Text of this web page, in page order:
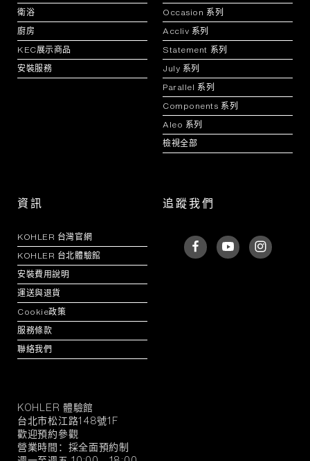
衛浴
廚房
KEC展示商品
安裝服務
Occasion 系列
Accliv 系列
Statement 系列
July 系列
Parallel 系列
Components 系列
Aleo 系列
檢視全部
資訊
KOHLER 台灣官網
KOHLER 台北體驗館
安裝費用說明
運送與退貨
Cookie政策
服務條款
聯絡我們
追蹤我們
KOHLER
官
方
KOHLER 體驗館
台北市松江路148號1F
歡迎預約參觀
營業時間：採全面預約制